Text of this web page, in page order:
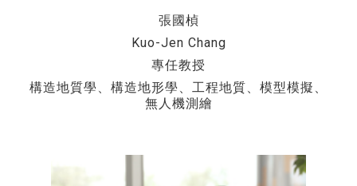
張國楨
Kuo-Jen Chang
專任教授
構造地質學、構造地形學、工程地質、模型模擬、
無人機測繪